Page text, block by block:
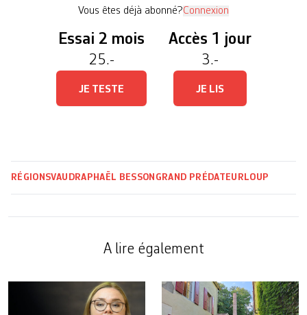
Vous êtes déjà abonné?Connexion
Essai 2 mois
25.-
JE TESTE
Accès 1 jour
3.-
JE LIS
RÉGIONSVAUDRAPHAËL BESSON GRAND PRÉDATEUR LOUP
A lire également